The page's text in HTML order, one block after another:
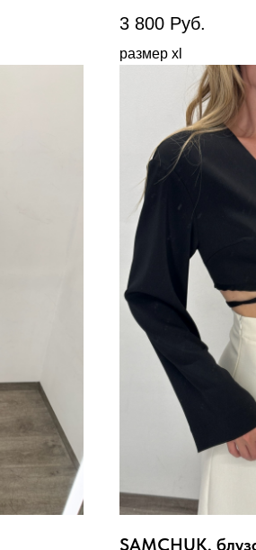
3 800 Руб.
размер xl
SAMCHUK,